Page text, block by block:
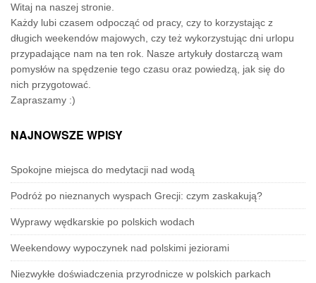
Witaj na naszej stronie.
Każdy lubi czasem odpocząć od pracy, czy to korzystając z
długich weekendów majowych, czy też wykorzystując dni urlopu
przypadające nam na ten rok. Nasze artykuły dostarczą wam
pomysłów na spędzenie tego czasu oraz powiedzą, jak się do
nich przygotować.
Zapraszamy :)
NAJNOWSZE WPISY
Spokojne miejsca do medytacji nad wodą
Podróż po nieznanych wyspach Grecji: czym zaskakują?
Wyprawy wędkarskie po polskich wodach
Weekendowy wypoczynek nad polskimi jeziorami
Niezwykłe doświadczenia przyrodnicze w polskich parkach